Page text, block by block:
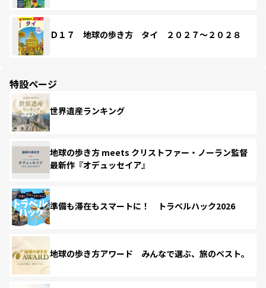
Ｄ１７ 地球の歩き方 タイ ２０２７～２０２８
特設ページ
世界遺産ランキング
地球の歩き方 meets クリストファー・ノーラン監督
最新作『オデュッセイア』
準備も滞在もスマートに！ トラベルハック2026
地球の歩き方アワード みんなで選ぶ、旅のベスト。